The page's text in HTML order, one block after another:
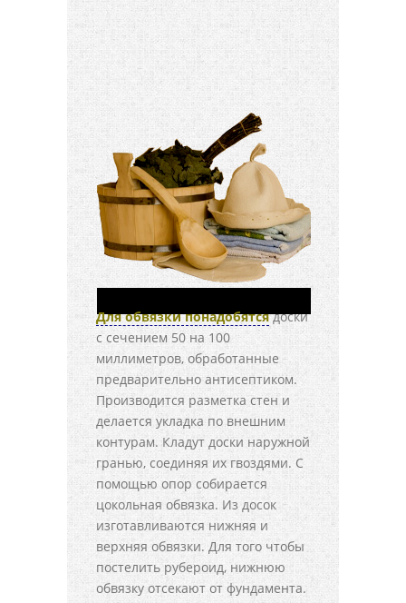
Для обвязки понадобятсядоски
с сечением 50 на 100
миллиметров, обработанные
предварительно антисептиком.
Производится разметка стен и
делается укладка по внешним
контурам. Кладут доски наружной
гранью, соединяя их гвоздями. С
помощью опор собирается
цокольная обвязка. Из досок
изготавливаются нижняя и
верхняя обвязки. Для того чтобы
постелить рубероид, нижнюю
обвязку отсекают от фундамента.